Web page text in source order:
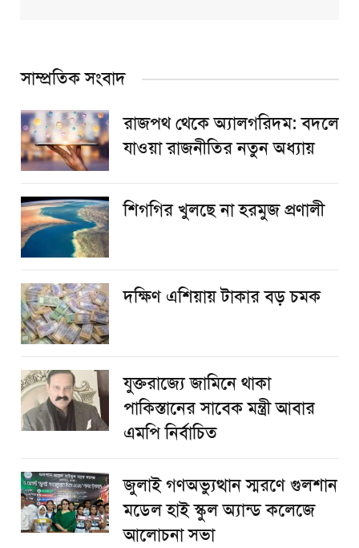
সাম্প্রতিক সংবাদ
রাজপথ থেকে অ্যালগরিদম: বদলে
যাওয়া রাজনীতির নতুন অধ্যায়
শিগগির খুলছে না হরমুজ প্রণালী
দক্ষিণ এশিয়ায় টাকার বড় চমক
যুক্তরাজ্যে জামিনে থাকা
পাকিস্তানের সাবেক মন্ত্রী আবার
এমপি নির্বাচিত
জুলাই গণঅভ্যুত্থান স্মরণে গুলশান
মডেল হাই স্কুল অ্যান্ড কলেজে
আলোচনা সভা